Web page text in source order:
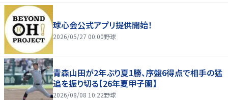
球心会公式アプリ提供開始！
2026/05/27 00:00野球
青森山田が2年ぶり夏1勝、序盤6得点で相手の猛
追を振り切る【26年夏甲子園】
2026/08/08 10:22野球